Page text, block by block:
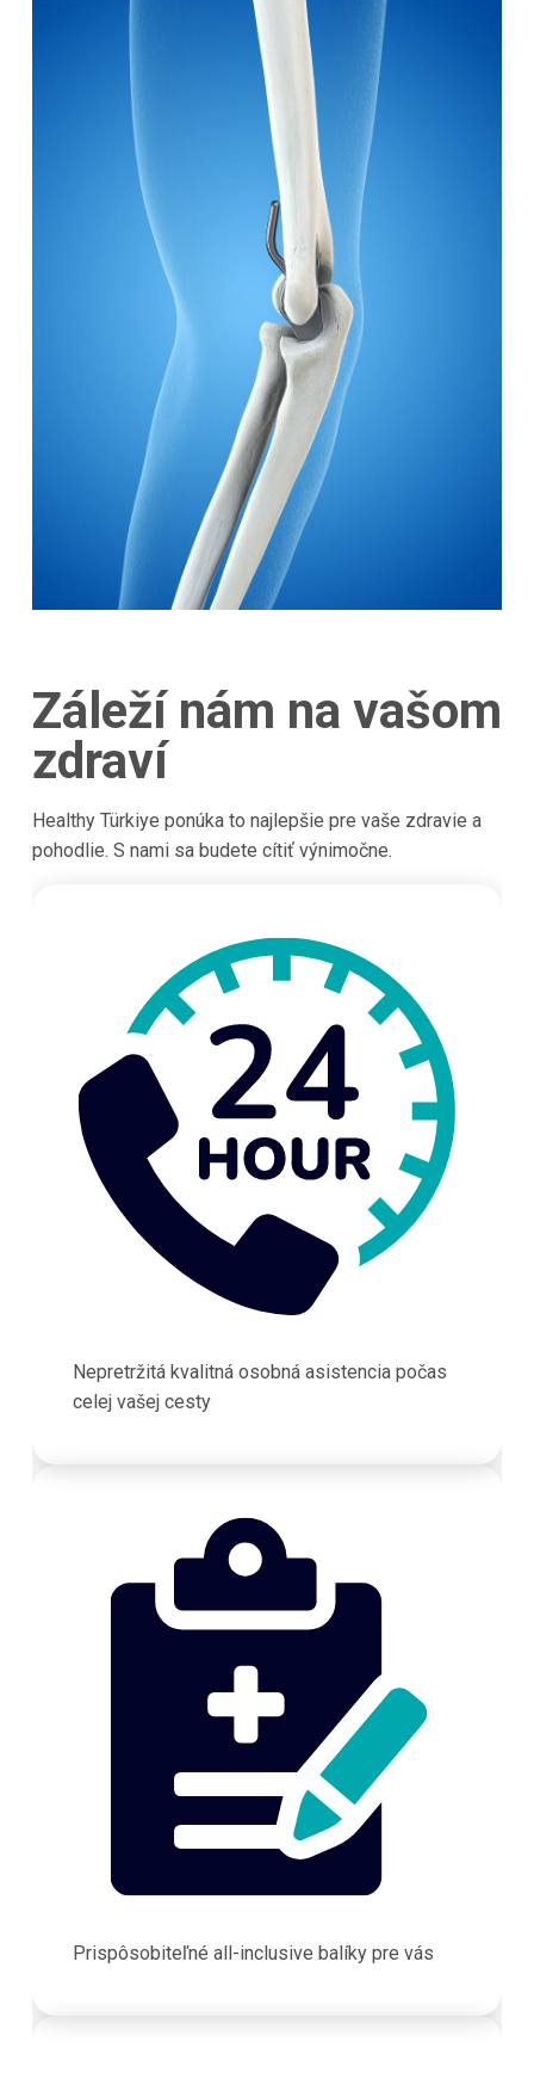
Záleží nám na vašom
zdraví
Healthy Türkiye ponúka to najlepšie pre vaše zdravie a
pohodlie. S nami sa budete cítiť výnimočne.
Nepretržitá kvalitná osobná asistencia počas
celej vašej cesty
Prispôsobiteľné all-inclusive balíky pre vás